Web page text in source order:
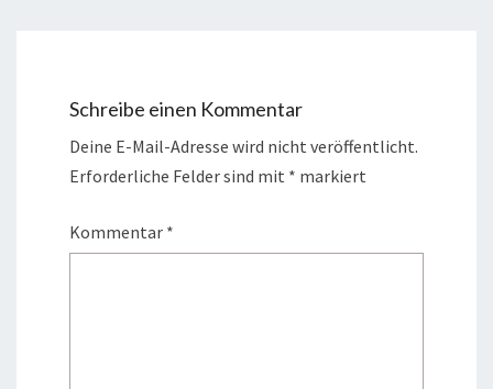
Schreibe einen Kommentar
Deine E-Mail-Adresse wird nicht veröffentlicht.
Erforderliche Felder sind mit * markiert
Kommentar *